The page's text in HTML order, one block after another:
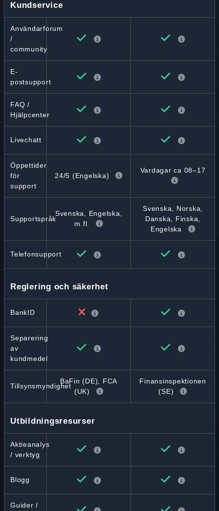
Kundservice
Användarforum
/
community
E-
postsupport
FAQ /
Hjälpcenter
Livechatt
Öppettider
för
support
24/5 (Engelska)
Vardagar ca 08–17
Supportspråk
Svenska, Engelska,
m.fl.
Svenska, Norska,
Danska, Finska,
Engelska
Telefonsupport
Reglering och säkerhet
BankID
Separering
av
kundmedel
Tillsynsmyndighet
BaFin (DE), FCA
(UK)
Finansinspektionen
(SE)
Utbildningsresurser
Aktieanalys
/ verktyg
Blogg
Guider /